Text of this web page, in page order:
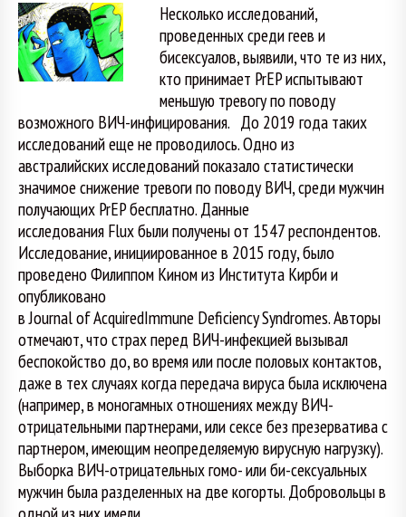
Несколько исследований,
проведенных среди геев и
бисексуалов, выявили, что те из них,
кто принимает PrEP испытывают
меньшую тревогу по поводу
возможного ВИЧ-инфицирования. До 2019 года таких
исследований еще не проводилось. Одно из
австралийских исследований показало статистически
значимое снижение тревоги по поводу ВИЧ, среди мужчин
получающих PrEP бесплатно. Данные
исследования Flux были получены от 1547 респондентов.
Исследование, инициированное в 2015 году, было
проведено Филиппом Кином из Института Кирби и
опубликовано
в Journal of AcquiredImmune Deficiency Syndromes. Авторы
отмечают, что страх перед ВИЧ-инфекцией вызывал
беспокойство до, во время или после половых контактов,
даже в тех случаях когда передача вируса была исключена
(например, в моногамных отношениях между ВИЧ-
отрицательными партнерами, или сексе без презерватива с
партнером, имеющим неопределяемую вирусную нагрузку).
Выборка ВИЧ-отрицательных гомо- или би-сексуальных
мужчин была разделенных на две когорты. Добровольцы в